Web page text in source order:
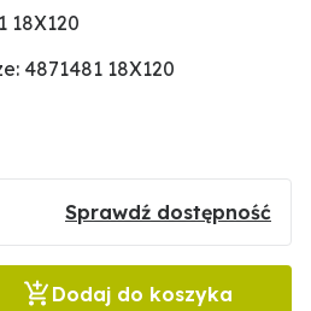
18X120
4871481 18X120
Sprawdź dostępność
Dodaj do koszyka